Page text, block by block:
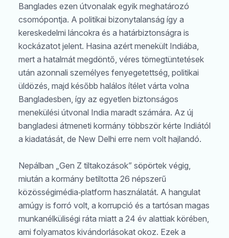
Banglades ezen útvonalak egyik meghatározó
csomópontja. A politikai bizonytalanság így a
kereskedelmi láncokra és a határbiztonságra is
kockázatot jelent. Hasina azért menekült Indiába,
mert a hatalmát megdöntő, véres tömegtüntetések
után azonnali személyes fenyegetettség, politikai
üldözés, majd később halálos ítélet várta volna
Bangladesben, így az egyetlen biztonságos
menekülési útvonal India maradt számára. Az új
bangladesi átmeneti kormány többször kérte Indiától
a kiadatását, de New Delhi erre nem volt hajlandó.
Nepálban „Gen Z tiltakozások” söpörtek végig,
miután a kormány betiltotta 26 népszerű
közösségimédia‑platform használatát. A hangulat
amúgy is forró volt, a korrupció és a tartósan magas
munkanélküliségi ráta miatt a 24 év alattiak körében,
ami folyamatos kivándorlásokat okoz. Ezek a